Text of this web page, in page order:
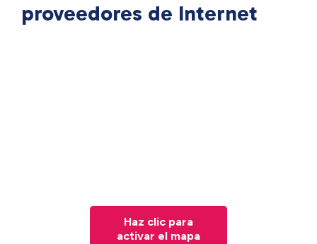
proveedores de Internet
Haz clic para
activar el mapa